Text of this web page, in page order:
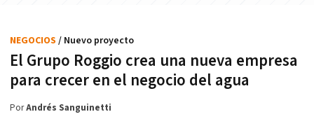
El Grupo Roggio crea una nueva empresa
para crecer en el negocio del agua
NEGOCIOS / Nuevo proyecto
PorAndrés Sanguinetti